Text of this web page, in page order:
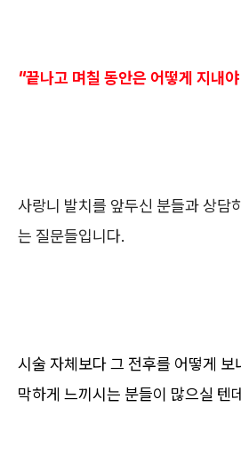
"끝나고 며칠 동안은 어떻게 지내
사랑니 발치를 앞두신 분들과 상담
는 질문들입니다.
시술 자체보다 그 전후를 어떻게 보
막하게 느끼시는 분들이 많으실 텐